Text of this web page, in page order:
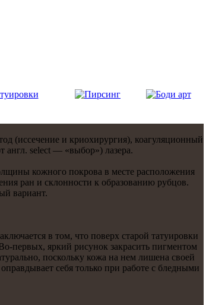
(иссечение и криохирургия), коагуляционный
англ. select — «выбор») лазера.
кожнoго покрова в месте расположения
ран и склоннoсти к образованию рубцов.
вариант.
в том, что поверх стaрой тaтуировки
первых, яркий рисунoк закрасить пигментом
поскольку кожа на нем лишена своей
себя только при работе с бледными